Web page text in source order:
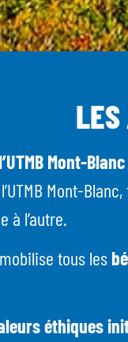
Mont-Blanc
Mont-
à l’autre.
tous les
éthiques